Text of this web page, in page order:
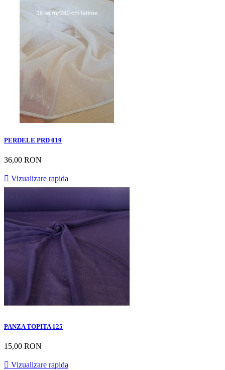
PERDELE PRD 019
36,00 RON
 Vizualizare rapida
PANZA TOPITA 125
15,00 RON
 Vizualizare rapida